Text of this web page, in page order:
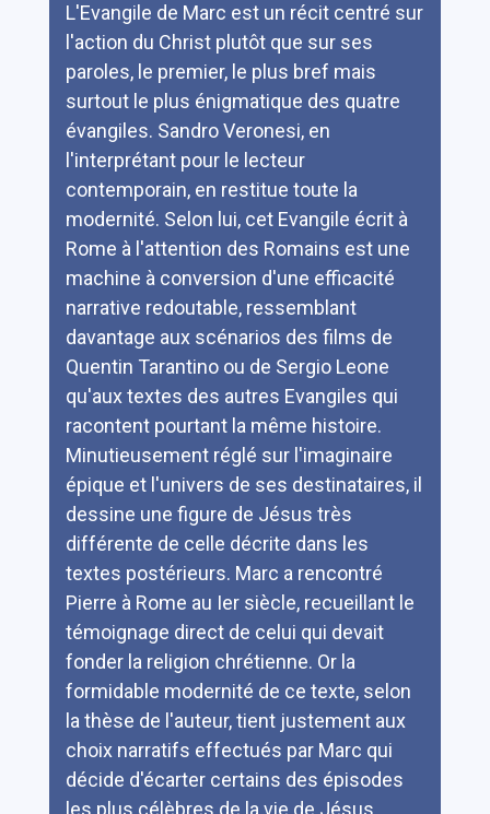
L'Evangile de Marc est un récit centré sur
l'action du Christ plutôt que sur ses
paroles, le premier, le plus bref mais
surtout le plus énigmatique des quatre
évangiles. Sandro Veronesi, en
l'interprétant pour le lecteur
contemporain, en restitue toute la
modernité. Selon lui, cet Evangile écrit à
Rome à l'attention des Romains est une
machine à conversion d'une efficacité
narrative redoutable, ressemblant
davantage aux scénarios des films de
Quentin Tarantino ou de Sergio Leone
qu'aux textes des autres Evangiles qui
racontent pourtant la même histoire.
Minutieusement réglé sur l'imaginaire
épique et l'univers de ses destinataires, il
dessine une figure de Jésus très
différente de celle décrite dans les
textes postérieurs. Marc a rencontré
Pierre à Rome au Ier siècle, recueillant le
témoignage direct de celui qui devait
fonder la religion chrétienne. Or la
formidable modernité de ce texte, selon
la thèse de l'auteur, tient justement aux
choix narratifs effectués par Marc qui
décide d'écarter certains des épisodes